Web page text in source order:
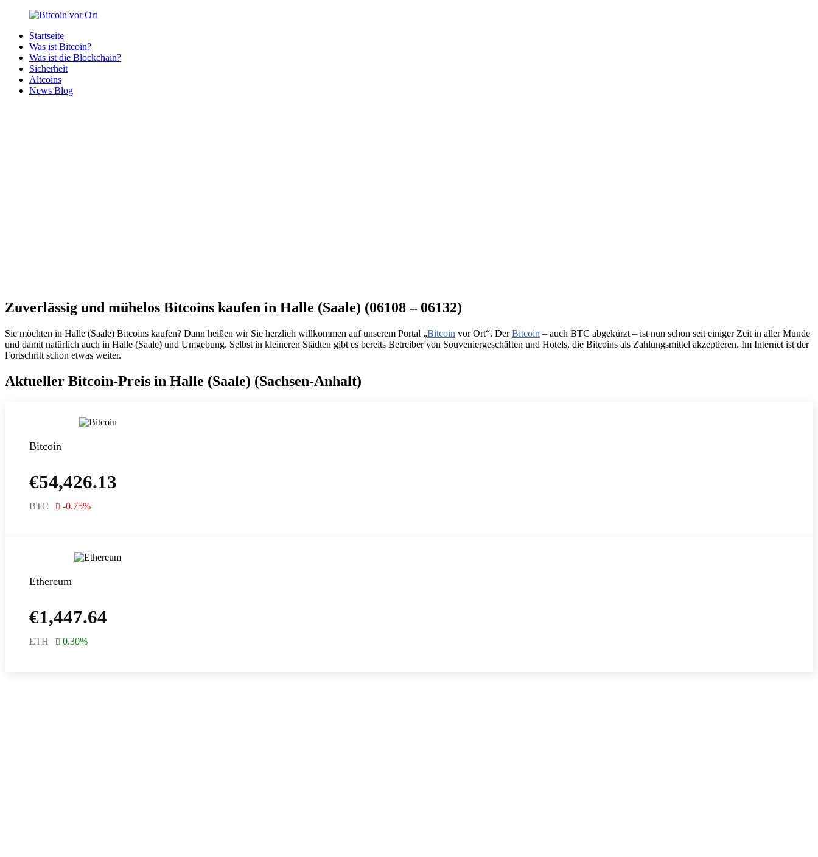
Zurück
Inhalt
Bitcoin
Bitcoins
deiner
Region
Startseite
Was ist Bitcoin?
Was ist die Blockchain?
Sicherheit
Altcoins
News Blog
Zuverlässig und mühelos Bitcoins kaufen in Halle (Saale) (06108 – 06132)
Sie möchten in Halle (Saale) Bitcoins kaufen? Dann heißen wir Sie herzlich willkommen auf unserem Portal „Bitcoin vor Ort“. DerBitcoin – auch BTC abgekürzt – ist nun schon seit einiger Zeit in aller Munde
und damit natürlich auch in Halle (Saale) und Umgebung. Selbst in kleineren Städten gibt es bereits Betreiber von Souveniergeschäften und Hotels, die Bitcoins als Zahlungsmittel akzeptieren. Im Internet ist der
Fortschritt schon etwas weiter.
Aktueller Bitcoin-Preis in Halle (Saale) (Sachsen-Anhalt)
Bitcoin
€54,426.13
BTC -0.75%
Ethereum
€1,447.64
ETH 0.30%